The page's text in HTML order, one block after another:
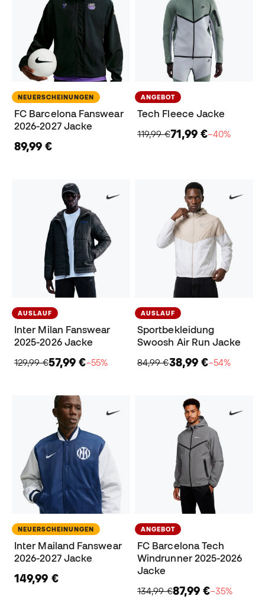
NEUERSCHEINUNGEN
FC Barcelona Fanswear
2026-2027 Jacke
89,99 €
ANGEBOT
Tech Fleece Jacke
119,99 €71,99 €−40%
AUSLAUF
Inter Milan Fanswear
2025-2026 Jacke
129,99 €57,99 €−55%
AUSLAUF
Sportbekleidung
Swoosh Air Run Jacke
84,99 €38,99 €−54%
NEUERSCHEINUNGEN
Inter Mailand Fanswear
2026-2027 Jacke
149,99 €
ANGEBOT
FC Barcelona Tech
Windrunner 2025-2026
Jacke
134,99 €87,99 €−35%